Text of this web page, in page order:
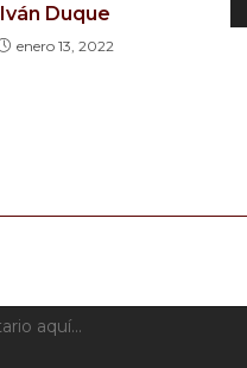
Iván Duque
enero 13, 2022